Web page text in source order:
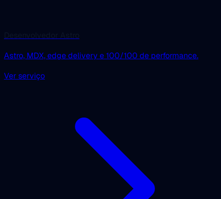
Astro, MDX, edge delivery e 100/100 de performance.
Ver serviço